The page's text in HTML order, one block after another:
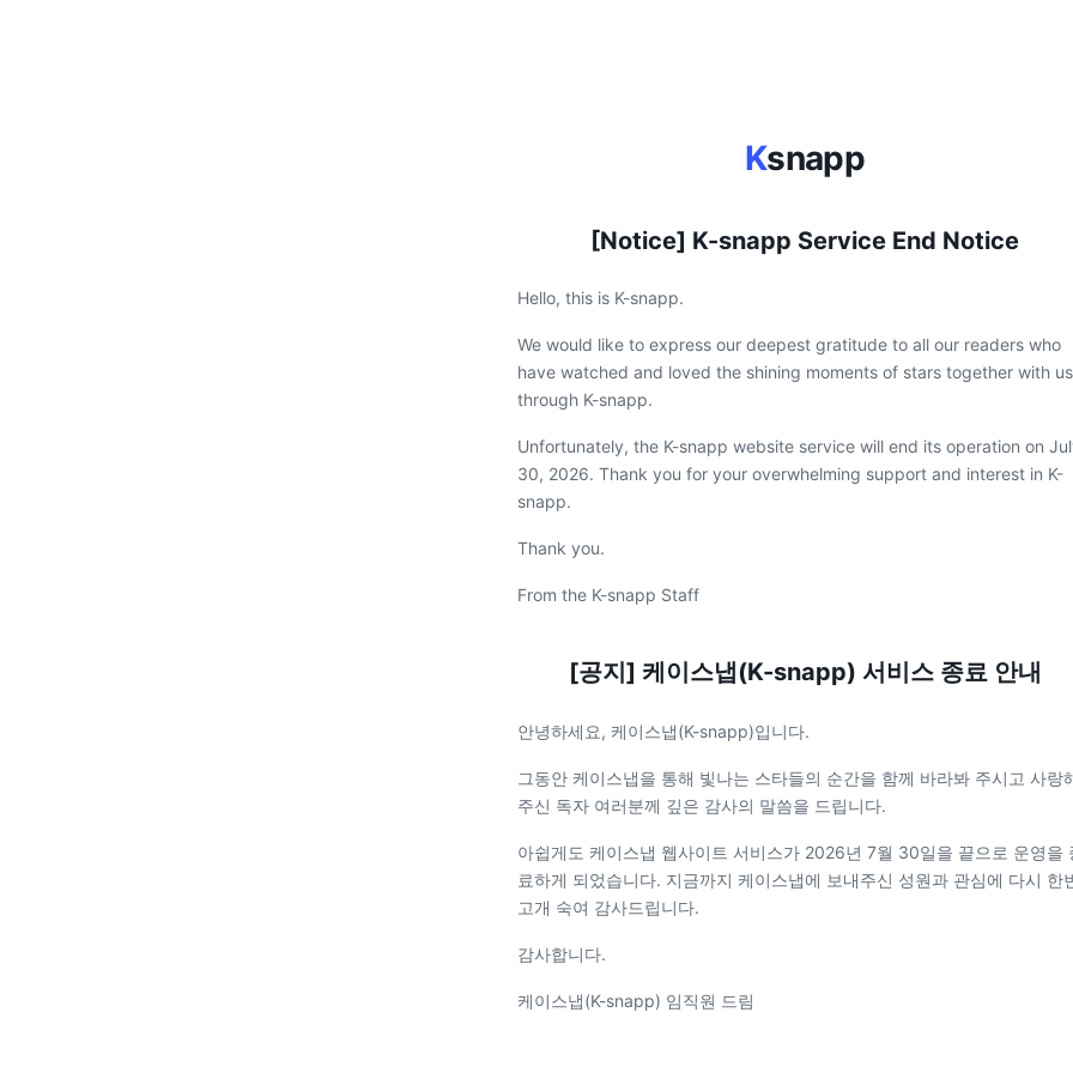
Ksnapp
[Notice] K-snapp Service End Notice
Hello, this is K-snapp.
We would like to express our deepest gratitude to all our readers who
have watched and loved the shining moments of stars together with us
through K-snapp.
Unfortunately, the K-snapp website service will end its operation on
30, 2026. Thank you for your overwhelming support and interest in K-
snapp.
Thank you.
From the K-snapp Staff
[공지] 케이스냅(K-snapp) 서비스 종료 안내
안녕하세요, 케이스냅(K-snapp)입니다.
그동안 케이스냅을 통해 빛나는 스타들의 순간을 함께 바라봐 주시고 사랑
주신 독자 여러분께 깊은 감사의 말씀을 드립니다.
아쉽게도 케이스냅 웹사이트 서비스가 2026년 7월 30일을 끝으로 운영을
료하게 되었습니다. 지금까지 케이스냅에 보내주신 성원과 관심에 다시 한
고개 숙여 감사드립니다.
감사합니다.
케이스냅(K-snapp) 임직원 드림